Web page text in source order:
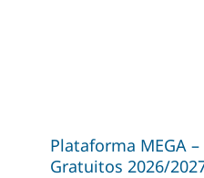
Plataforma MEGA
Gratuitos 2026/